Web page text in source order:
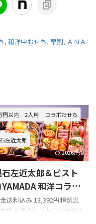
, 和洋中おせち, 早割, ＡＮＡ
円以内 2人用 コラボおせち
左近太郎
2026/7/8
左近太郎＆ビスト
YAMADA 和洋コラボ
せちの口コミをまと
てみました!!!
送料込み 13,392円種類温
近太郎＆ビストロYAMADA